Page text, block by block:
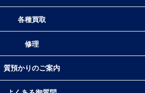
各種買取
修理
質預かりのご案内